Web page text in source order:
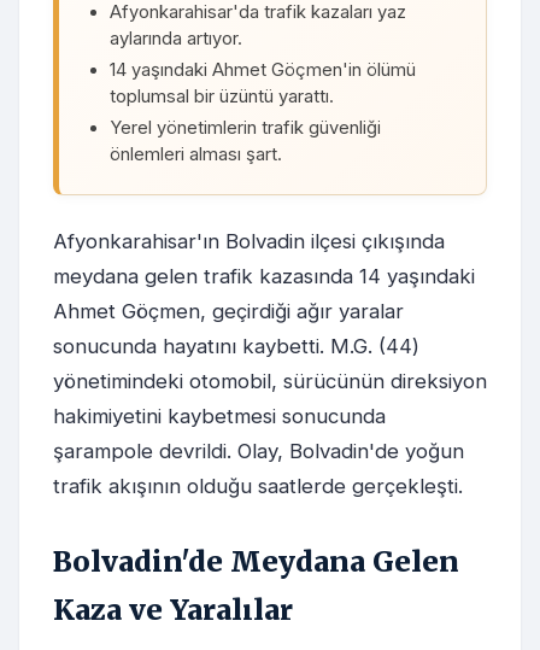
Afyonkarahisar'da trafik kazaları yaz
aylarında artıyor.
14 yaşındaki Ahmet Göçmen'in ölümü
toplumsal bir üzüntü yarattı.
Yerel yönetimlerin trafik güvenliği
önlemleri alması şart.
Afyonkarahisar'ın Bolvadin ilçesi çıkışında
meydana gelen trafik kazasında 14 yaşındaki
Ahmet Göçmen, geçirdiği ağır yaralar
sonucunda hayatını kaybetti. M.G. (44)
yönetimindeki otomobil, sürücünün direksiyon
hakimiyetini kaybetmesi sonucunda
şarampole devrildi. Olay, Bolvadin'de yoğun
trafik akışının olduğu saatlerde gerçekleşti.
Bolvadin'de Meydana Gelen
Kaza ve Yaralılar